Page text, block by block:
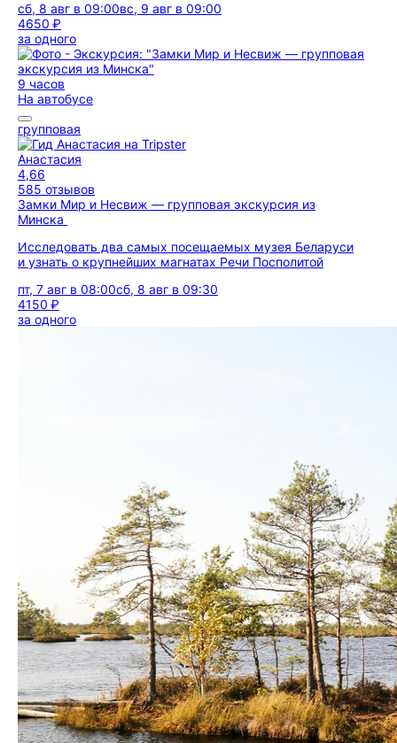
сб, 8 авг в 09:00вс, 9 авг в 09:00
4650 ₽
за одного
9 часов
На автобусе
групповая
Анастасия
4,66
585 отзывов
Замки Мир и Несвиж — групповая экскурсия из
Минска
Исследовать два самых посещаемых музея Беларуси
и узнать о крупнейших магнатах Речи Посполитой
пт, 7 авг в 08:00сб, 8 авг в 09:30
4150 ₽
за одного